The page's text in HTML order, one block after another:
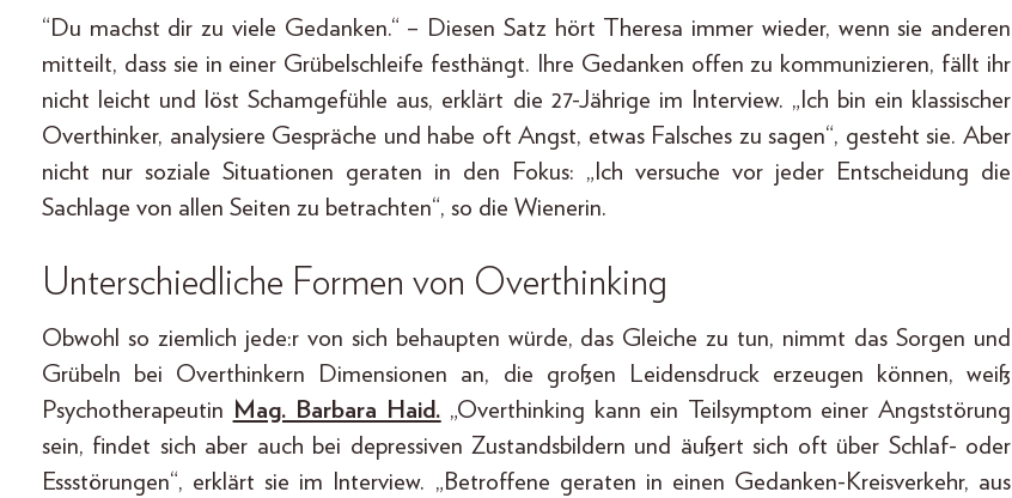
“Du machst dir zu viele Gedanken.“ – Diesen Satz hört Theresa immer wieder, wenn sie anderen
mitteilt, dass sie in einer Grübelschleife festhängt. Ihre Gedanken offen zu kommunizieren, fällt ihr
nicht leicht und löst Schamgefühle aus, erklärt die 27-Jährige im Interview. „Ich bin ein klassischer
Overthinker, analysiere Gespräche und habe oft Angst, etwas Falsches zu sagen“, gesteht sie. Aber
nicht nur soziale Situationen geraten in den Fokus: „Ich versuche vor jeder Entscheidung die
Sachlage von allen Seiten zu betrachten“, so die Wienerin.
Unterschiedliche Formen von Overthinking
Obwohl so ziemlich jede:r von sich behaupten würde, das Gleiche zu tun, nimmt das Sorgen und
Grübeln bei Overthinkern Dimensionen an, die großen Leidensdruck erzeugen können, weiß
Psychotherapeutin Mag. Barbara Haid. „Overthinking kann ein Teilsymptom einer Angststörung
sein, findet sich aber auch bei depressiven Zustandsbildern und äußert sich oft über Schlaf- oder
Essstörungen“, erklärt sie im Interview. „Betroffene geraten in einen Gedanken-Kreisverkehr, aus